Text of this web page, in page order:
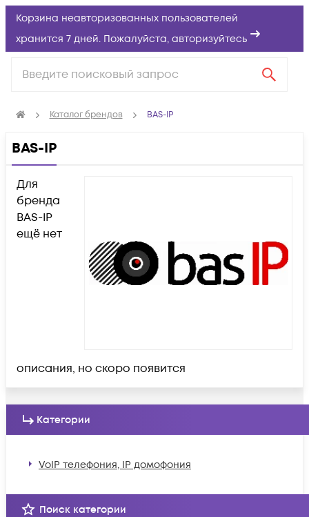
Корзина неавторизованных пользователей
хранится 7 дней. Пожалуйста, авторизуйтесь
Каталог брендов BAS-IP
BAS-IP
Для
бренда
BAS-IP
ещё нет
описания, но скоро появится
Категории
VoIP телефония, IP домофония
Поиск категории